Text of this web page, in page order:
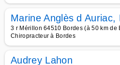
Marine Anglès d Auriac,
3 r Mérillon 64510 Bordes (à 50 km de
Chiropracteur à Bordes
Audrey Lahon